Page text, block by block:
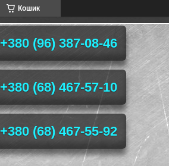
Кошик
+380 (96) 387-08-46
+380 (68) 467-57-10
+380 (68) 467-55-92